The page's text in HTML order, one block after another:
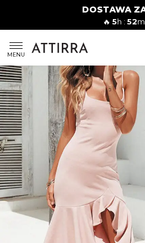
DOSTAWA
🔥 5h : 52m
MENU
Mężczyźni
SUKIENKI
KOMPLETY
KOMBINEZONY
DÓŁ DAMSKIE
STROJE KĄPIELOWE